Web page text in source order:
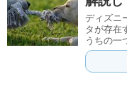
ディズニ
タが存在
うちの一